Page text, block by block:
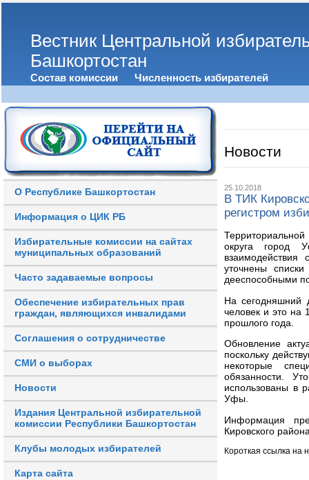
Вестник Центральной
Башкортостан
Состав комиссии Численность избирателей
О Республике Башкортостан
Информация о ЦИК РБ
Избирательные комиссии на сайтах
муниципальных образований
Часто задаваемые вопросы
Обеспечение избирательных прав
граждан, являющихся инвалидами
Соглашения о сотрудничестве
СМИ о выборах
Новости
Издания Центральной избирательной
комиссии Республики Башкортостан
Клубы молодых избирателей
Карта сайта
Новости
25.10.2018
В ТИК
регистром
округа город
уточнены
дееспособными
На сегодняшний
человек и это на
прошлого года.
Обновление
поскольку
некоторые
обязанности.
использованы в
Уфы.
Информация
Кировского
Короткая ссылка на